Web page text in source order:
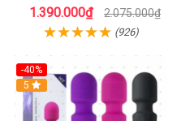
1.390.000₫ 2.075.000₫
(926)
-40%
5